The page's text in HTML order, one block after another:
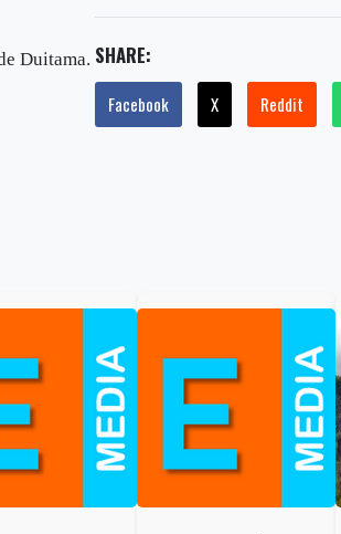
Duitama. SHARE:
Facebook X Reddit